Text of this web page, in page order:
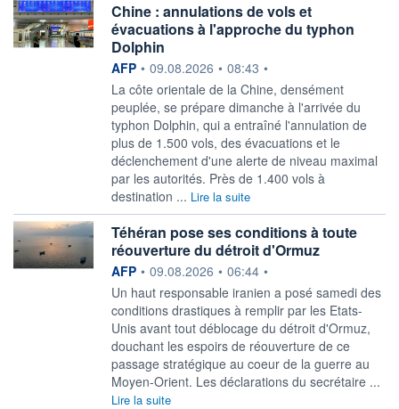
Chine : annulations de vols et
évacuations à l'approche du typhon
Dolphin
information fournie par
AFP • 09.08.2026 • 08:43 •
La côte orientale de la Chine, densément
peuplée, se prépare dimanche à l'arrivée du
typhon Dolphin, qui a entraîné l'annulation de
plus de 1.500 vols, des évacuations et le
déclenchement d'une alerte de niveau maximal
par les autorités. Près de 1.400 vols à
destination ... Lire la suite
Téhéran pose ses conditions à toute
réouverture du détroit d'Ormuz
information fournie par
AFP • 09.08.2026 • 06:44 •
Un haut responsable iranien a posé samedi des
conditions drastiques à remplir par les Etats-
Unis avant tout déblocage du détroit d'Ormuz,
douchant les espoirs de réouverture de ce
passage stratégique au coeur de la guerre au
Moyen-Orient. Les déclarations du secrétaire ...
Lire la suite